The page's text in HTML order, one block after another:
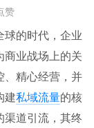
赞
球的时代，企业
商业战场上的关
、精心经营，并
建私域流量的核
渠道引流，其终